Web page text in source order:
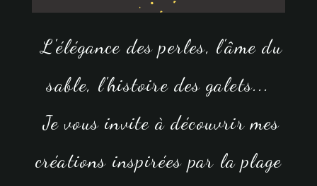
L'élégance des perles, l'âme du
sable, l'histoire des galets...
Je vous invite à découvrir mes
créations inspirées par la plage